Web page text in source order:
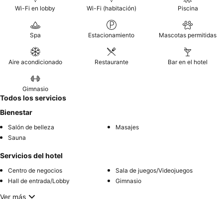
Wi-Fi en lobby Wi-Fi (habitación) Piscina
Spa Estacionamiento Mascotas permitidas
Aire acondicionado Restaurante Bar en el hotel
Gimnasio
Todos los servicios
Bienestar
Salón de belleza
Masajes
Sauna
Servicios del hotel
Centro de negocios
Sala de juegos/Videojuegos
Hall de entrada/Lobby
Gimnasio
Ver más